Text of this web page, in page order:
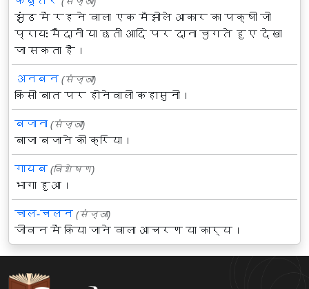
झुंड में रहने वाला एक मँझोले आकार का पक्षी जो
प्रायः मैदानों या छतों आदि पर दाना चुगते हुए देखा
जा सकता है।
अनबन (संज्ञा)
किसी बात पर होनेवाली कहासुनी।
बजाना (संज्ञा)
बाजा बजाने की क्रिया।
गायब (विशेषण)
भागा हुआ।
चाल-चलन (संज्ञा)
जीवन में किया जाने वाला आचरण या कार्य।